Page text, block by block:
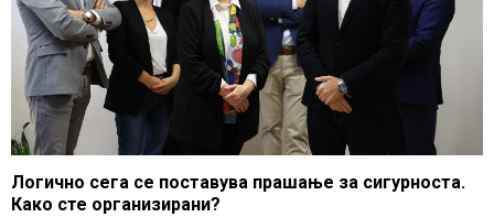
Логично сега се поставува прашање за сигурноста.
Како сте организирани?